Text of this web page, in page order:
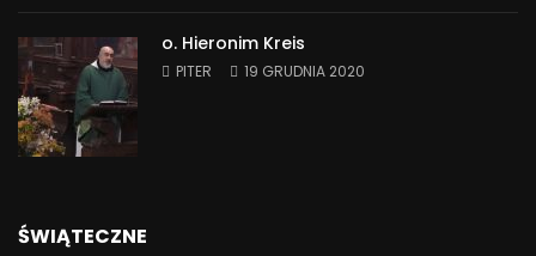
o. Hieronim Kreis
PITER 19 GRUDNIA 2020
ŚWIĄTECZNE